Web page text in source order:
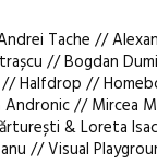
Tache //
// Bogdan
Halfdrop //
// Mircea
& Loreta
// Visual